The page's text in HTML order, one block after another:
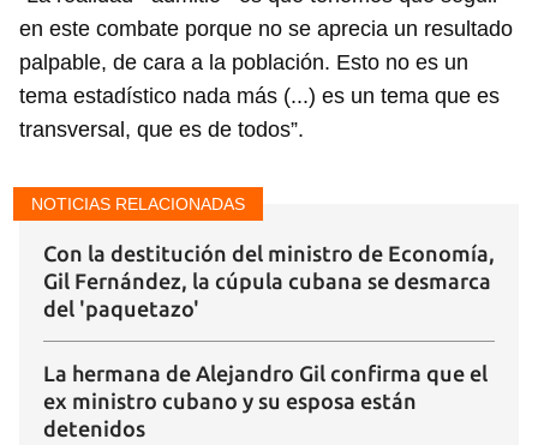
en este combate porque no se aprecia un resultado
palpable, de cara a la población. Esto no es un
tema estadístico nada más (...) es un tema que es
transversal, que es de todos”.
NOTICIAS RELACIONADAS
Con la destitución del ministro de Economía,
Gil Fernández, la cúpula cubana se desmarca
del 'paquetazo'
La hermana de Alejandro Gil confirma que el
ex ministro cubano y su esposa están
detenidos